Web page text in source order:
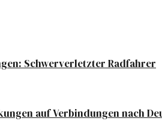
Schwerverletzter Radfahrer
auf Verbindungen nach